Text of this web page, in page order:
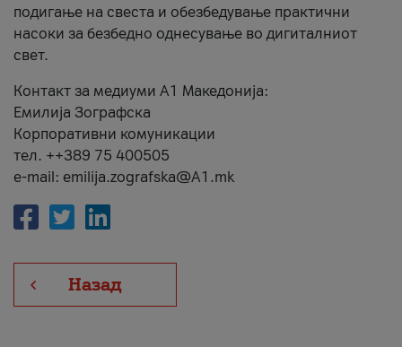
подигање на свеста и обезбедување практични
насоки за безбедно однесување во дигиталниот
свет.
Контакт за медиуми А1 Македонија:
Емилија Зографска
Корпоративни комуникации
тел. ++389 75 400505
e-mail: emilija.zografska@A1.mk
Назад